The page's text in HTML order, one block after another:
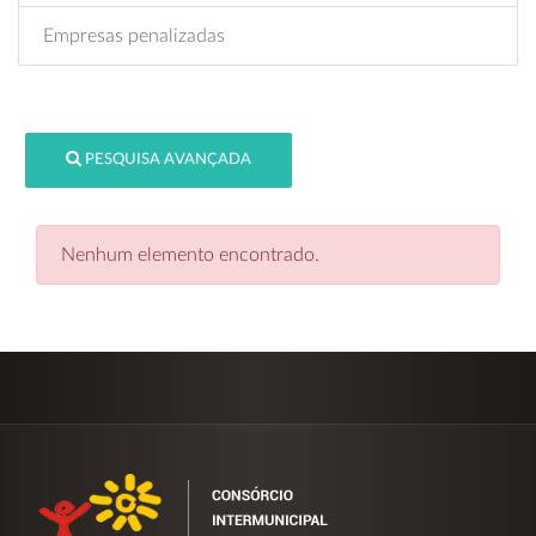
Empresas penalizadas
PESQUISA AVANÇADA
Nenhum elemento encontrado.